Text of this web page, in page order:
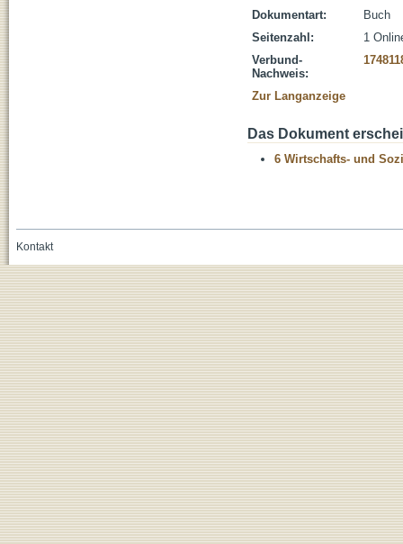
Dokumentart:
Buch
Seitenzahl:
1
Verbund-
Nachweis:
Zur Langanzeige
Das Dokument
6 Wirtschafts- und
Kontakt